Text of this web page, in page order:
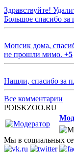
Здравствуйте!
Большое спасибо
Мопсик дома,
не прошли мимо. +5
Нашли, спасибо за
Все комментарии
POISKZOO.RU
Мы в социальных